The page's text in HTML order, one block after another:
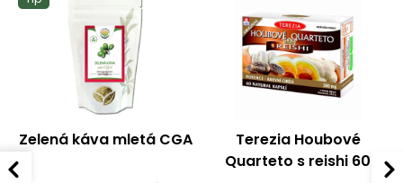
Zelená káva mletá CGA
Terezia Houbové
Quarteto s reishi 60